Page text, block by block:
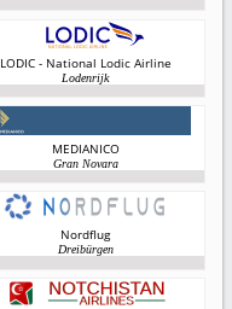
LODIC - National Lodic Airline
Lodenrijk
MEDIANICO
Gran Novara
Nordflug
Dreibürgen